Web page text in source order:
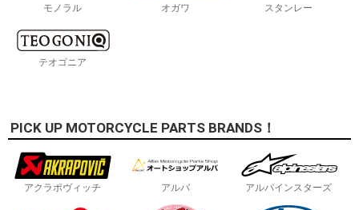
モノラル オガワ スタンレー
テオゴニア
PICK UP MOTORCYCLE PARTS BRANDS！
アクラポヴィッチ アルバ アルパインスターズ